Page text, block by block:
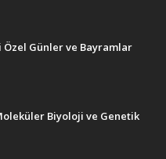
Günler ve Bayramlar
Biyoloji ve Genetik